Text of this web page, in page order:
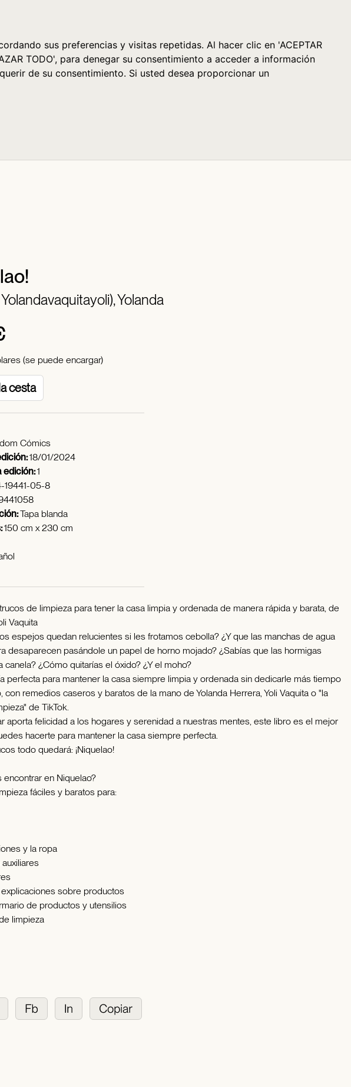
sus preferencias y visitas repetidas. Al hacer clic en 'ACEPTAR
TODO', para denegar su consentimiento a acceder a información
de su consentimiento. Si usted desea proporcionar un
Yolanda
(se puede encargar)
cesta
Cómics
18/01/2024
edición:1
19441-05-8
Tapa blanda
150 cm x 230 cm
de limpieza para tener la casa limpia y ordenada de manera rápida y barata, de
Vaquita
espejos quedan relucientes si les frotamos cebolla? ¿Y que las manchas de agua
desaparecen pasándole un papel de horno mojado? ¿Sabías que las hormigas
canela? ¿Cómo quitarías el óxido? ¿Y el moho?
perfecta para mantener la casa siempre limpia y ordenada sin dedicarle más tiempo
con remedios caseros y baratos de la mano de Yolanda Herrera, Yoli Vaquita o "la
de TikTok.
aporta felicidad a los hogares y serenidad a nuestras mentes, este libro es el mejor
hacerte para mantener la casa siempre perfecta.
todo quedará: ¡Niquelao!
encontrar en Niquelao?
fáciles y baratos para:
y la ropa
sobre productos
de productos y utensilios
limpieza